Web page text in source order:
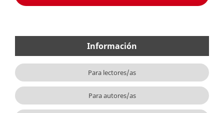
Información
Para lectores/as
Para autores/as